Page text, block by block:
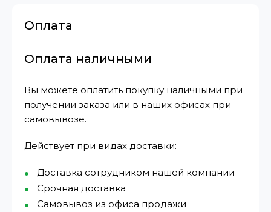
Оплата
Оплата наличными
Вы можете оплатить покупку наличными при
получении заказа или в наших офисах при
самовывозе.
Действует при видах доставки:
Доставка сотрудником нашей компании
Срочная доставка
Самовывоз из офиса продажи